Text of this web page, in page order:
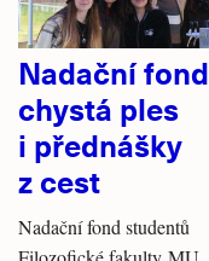
Nadační fond
chystá ples
i přednášky
z cest
Nadační fond studentů